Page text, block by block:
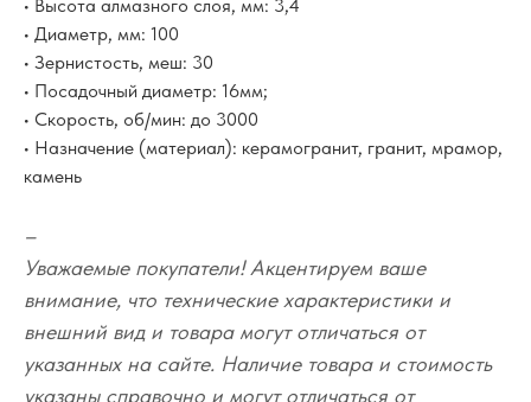
• Высота алмазного слоя, мм: 3,4
• Диаметр, мм: 100
• Зернистость, меш: 30
• Посадочный диаметр: 16мм;
• Скорость, об/мин: до 3000
• Назначение (материал): керамогранит, гранит, мрамор,
камень
–
Уважаемые покупатели! Акцентируем ваше
внимание, что технические характеристики и
внешний вид и товара могут отличаться от
указанных на сайте. Наличие товара и стоимость
указаны справочно и могут отличаться от